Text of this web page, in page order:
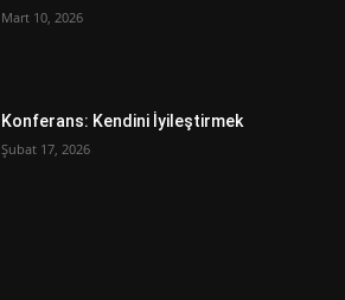
Mart 10, 2026
Konferans: Kendini İyileştirmek
Şubat 17, 2026